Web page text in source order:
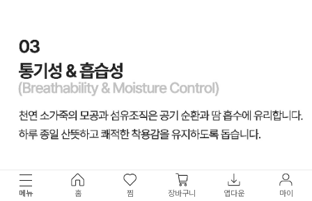
메뉴 홈 찜 장바구니 앱다운 마이